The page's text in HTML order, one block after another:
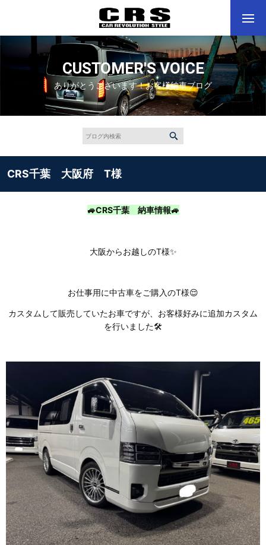
CUSTOMER'S VOICE
ありがとうございます！お客様納車ブログ
CRS千葉 大阪府 T様
🚙CRS千葉 納車情報🚙
大阪からお越しのT様✨
お仕事用に中古車をご購入のT様😌
カスタムして販売していたお車ですが、お客様好みに追加カスタム
を行いました🛠